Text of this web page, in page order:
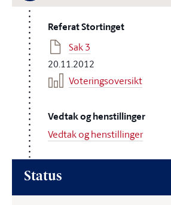
Referat Stortinget
Sak 3
20.11.2012
Voteringsoversikt
Vedtak og henstillinger
Vedtak og henstillinger
Status